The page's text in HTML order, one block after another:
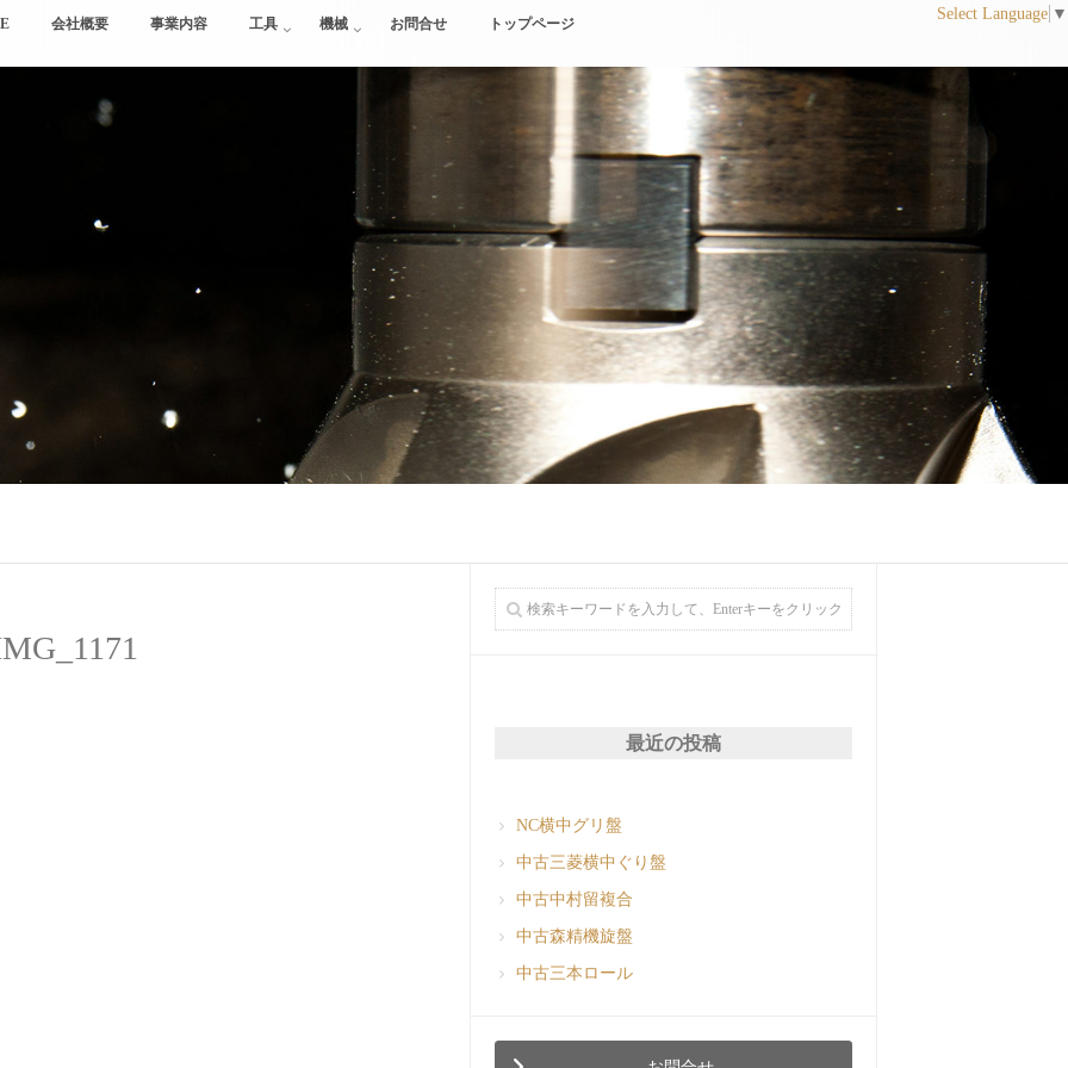
会社概要 事業内容 工具 機械 お問合せ トップページ
Select Language ▼
最近の投稿
NC横中グリ盤
中古三菱横中ぐり盤
中古中村留複合
中古森精機旋盤
中古三本ロール